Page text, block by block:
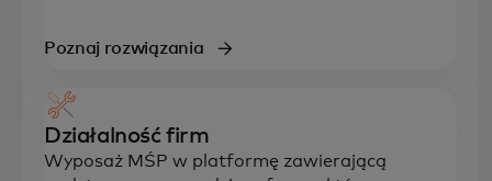
Poznaj rozwiązania
Działalność firm
Wyposaż MŚP w platformę zawierającą